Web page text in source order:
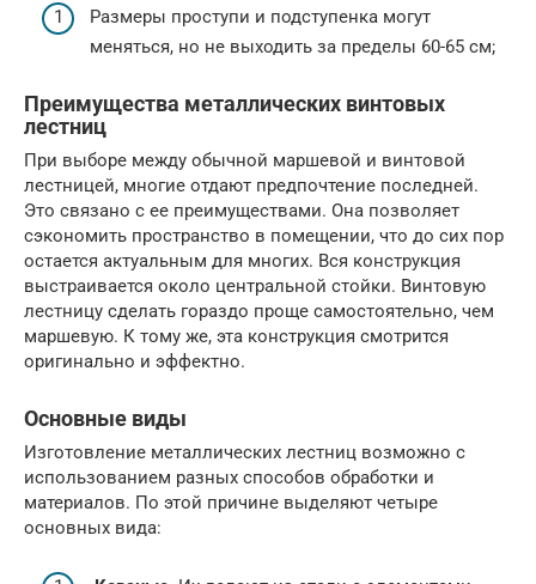
Размеры проступи и подступенка могут
меняться, но не выходить за пределы 60-65 см;
Преимущества металлических винтовых
лестниц
При выборе между обычной маршевой и винтовой
лестницей, многие отдают предпочтение последней.
Это связано с ее преимуществами. Она позволяет
сэкономить пространство в помещении, что до сих пор
остается актуальным для многих. Вся конструкция
выстраивается около центральной стойки. Винтовую
лестницу сделать гораздо проще самостоятельно, чем
маршевую. К тому же, эта конструкция смотрится
оригинально и эффектно.
Основные виды
Изготовление металлических лестниц возможно с
использованием разных способов обработки и
материалов. По этой причине выделяют четыре
основных вида: